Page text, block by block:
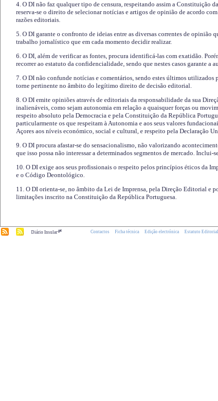
4. O DI não faz qualquer tipo de censura, respeitando assim a Constituição
reserva-se o direito de selecionar notícias e artigos de opinião de acordo
razões editoriais.
5. O DI garante o confronto de ideias entre as diversas correntes de opinião
trabalho jornalístico que em cada momento decidir realizar.
6. O DI, além de verificar as fontes, procura identificá-las com exatidão.
recorrer ao estatuto da confidencialidade, sendo que nestes casos garante a
7. O DI não confunde notícias e comentários, sendo estes últimos utilizados
torne pertinente no âmbito do legítimo direito de decisão editorial.
8. O DI emite opiniões através de editoriais da responsabilidade da sua
inalienáveis, como sejam autonomia em relação a quaisquer forças ou
respeito absoluto pela Democracia e pela Constituição da República
particularmente os que respeitam à Autonomia e aos seus valores
Açores aos níveis económico, social e cultural, e respeito pela Declaração
9. O DI procura afastar-se do sensacionalismo, não valorizando
que isso possa não interessar a determinados segmentos de mercado.
10. O DI exige aos seus profissionais o respeito pelos princípios éticos da
e o Código Deontológico.
11. O DI orienta-se, no âmbito da Lei de Imprensa, pela Direção Editorial e
limitações inscrito na Constituição da República Portuguesa.
Diário Insular.pt Contactos Ficha técnica Edição electrónica Estatuto Editorial